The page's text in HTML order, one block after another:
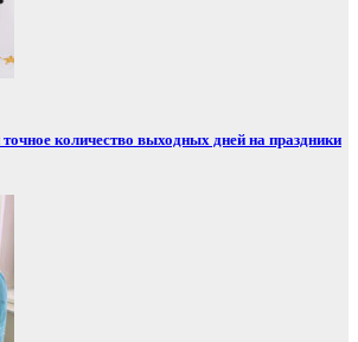
количество выходных дней на праздники